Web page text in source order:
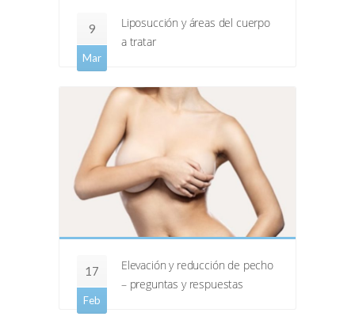
9
Mar
Liposucción y áreas del cuerpo
a tratar
17
Feb
Elevación y reducción de pecho
– preguntas y respuestas